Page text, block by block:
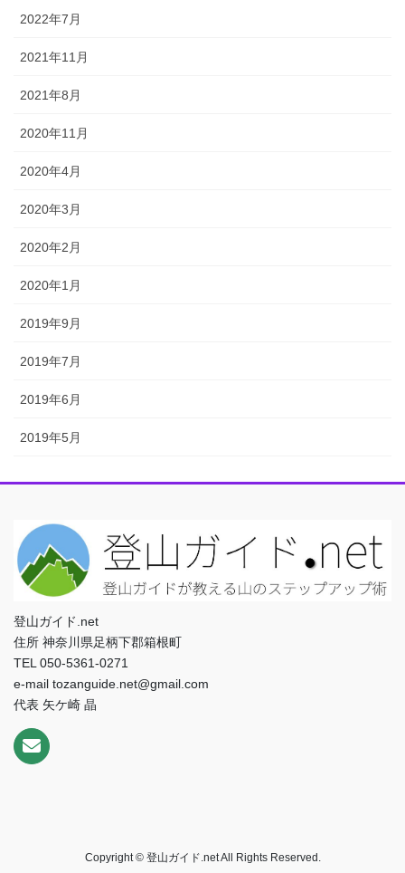
2022年7月
2021年11月
2021年8月
2020年11月
2020年4月
2020年3月
2020年2月
2020年1月
2019年9月
2019年7月
2019年6月
2019年5月
登山ガイド.net
住所 神奈川県足柄下郡箱根町
TEL 050-5361-0271
e-mail tozanguide.net@gmail.com
代表 矢ケ崎 晶
Copyright © 登山ガイド.net All Rights Reserved.